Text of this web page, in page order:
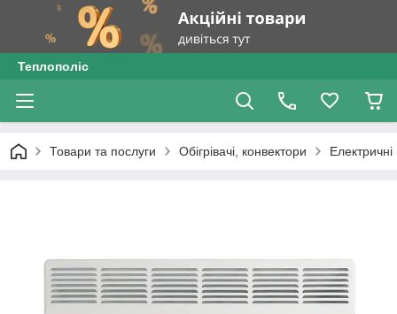
Теплополіс
Товари та послуги Обігрівачі, конвектори